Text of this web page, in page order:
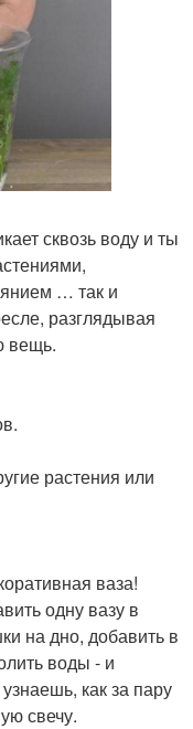
сквозь воду и ты
… так и
разглядывая
вещь.
растения или
ваза!
одну вазу в
на дно, добавить в
воды - и
как за пару
свечу.